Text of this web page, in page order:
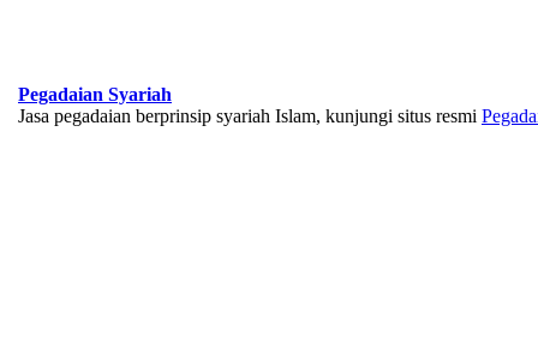
Pegadaian Syariah
Jasa pegadaian berprinsip syariah Islam, kunjungi situs resmi